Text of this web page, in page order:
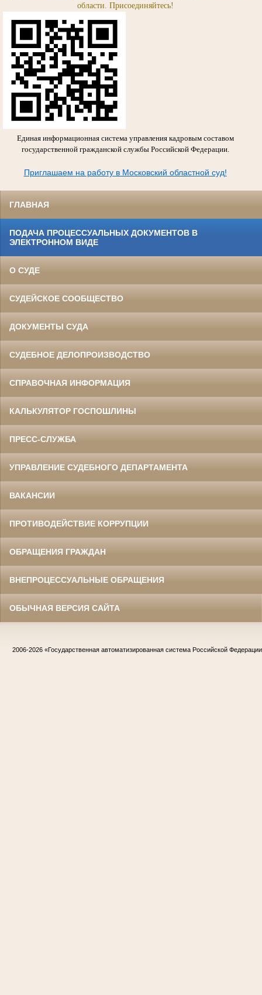
области. Присоединяйтесь!
Единая информационная система управления кадровым составом
государственной гражданской службы Российской Федерации.
Приглашаем на работу в Московский областной суд!
ГЛАВНАЯ
ПОДАЧА ПРОЦЕССУАЛЬНЫХ ДОКУМЕНТОВ В
ЭЛЕКТРОННОМ ВИДЕ
О СУДЕ
СУДЕЙСКОЕ СООБЩЕСТВО
ДОКУМЕНТЫ СУДА
СУДЕБНОЕ ДЕЛОПРОИЗВОДСТВО
СПРАВОЧНАЯ ИНФОРМАЦИЯ
КАЛЬКУЛЯТОР ГОСПОШЛИНЫ
ПРЕСС-СЛУЖБА
УПРАВЛЕНИЕ СУДЕБНОГО ДЕПАРТАМЕНТА
ВАКАНСИИ
ПРОТИВОДЕЙСТВИЕ КОРРУПЦИИ
ОБРАЩЕНИЯ ГРАЖДАН
ВНЕПРОЦЕССУАЛЬНЫЕ ОБРАЩЕНИЯ
ОБЫЧНАЯ ВЕРСИЯ САЙТА
2006-2026 «Государственная автоматизированная система Российской